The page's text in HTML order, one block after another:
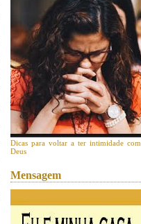
Dicas para voltar a ter intimidade com
Deus
Mensagem